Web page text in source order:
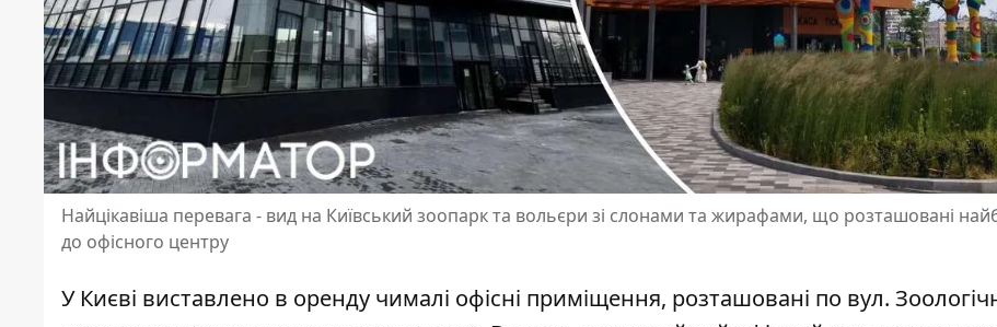
Найцікавіша перевага - вид на Київський зоопарк та вольєри зі слонами та жирафами, що розташовані
до офісного центру
У Києві виставлено в оренду чималі офісні приміщення, розташовані по вул.